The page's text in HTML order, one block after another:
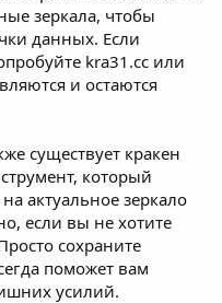
зеркала, чтобы
данных. Если
kra31.cc или
и остаются
существует кракен
который
актуальное зеркало
если вы не хотите
сохраните
поможет вам
усилий.